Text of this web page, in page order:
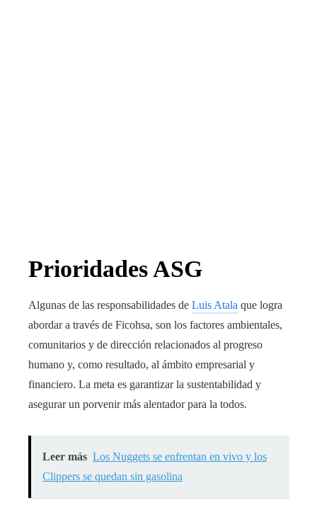
Prioridades ASG
Algunas de las responsabilidades de Luis Atala que logra
abordara través de Ficohsa, son los factores ambientales,
comunitarios y de dirección relacionados al progreso
humano y, como resultado, al ámbito empresarial y
financiero. La meta es garantizar la sustentabilidad y
asegurar un porvenir más alentador para la todos.
Leer más Los Nuggets se enfrentan en vivo y los
Clippers se quedan sin gasolina